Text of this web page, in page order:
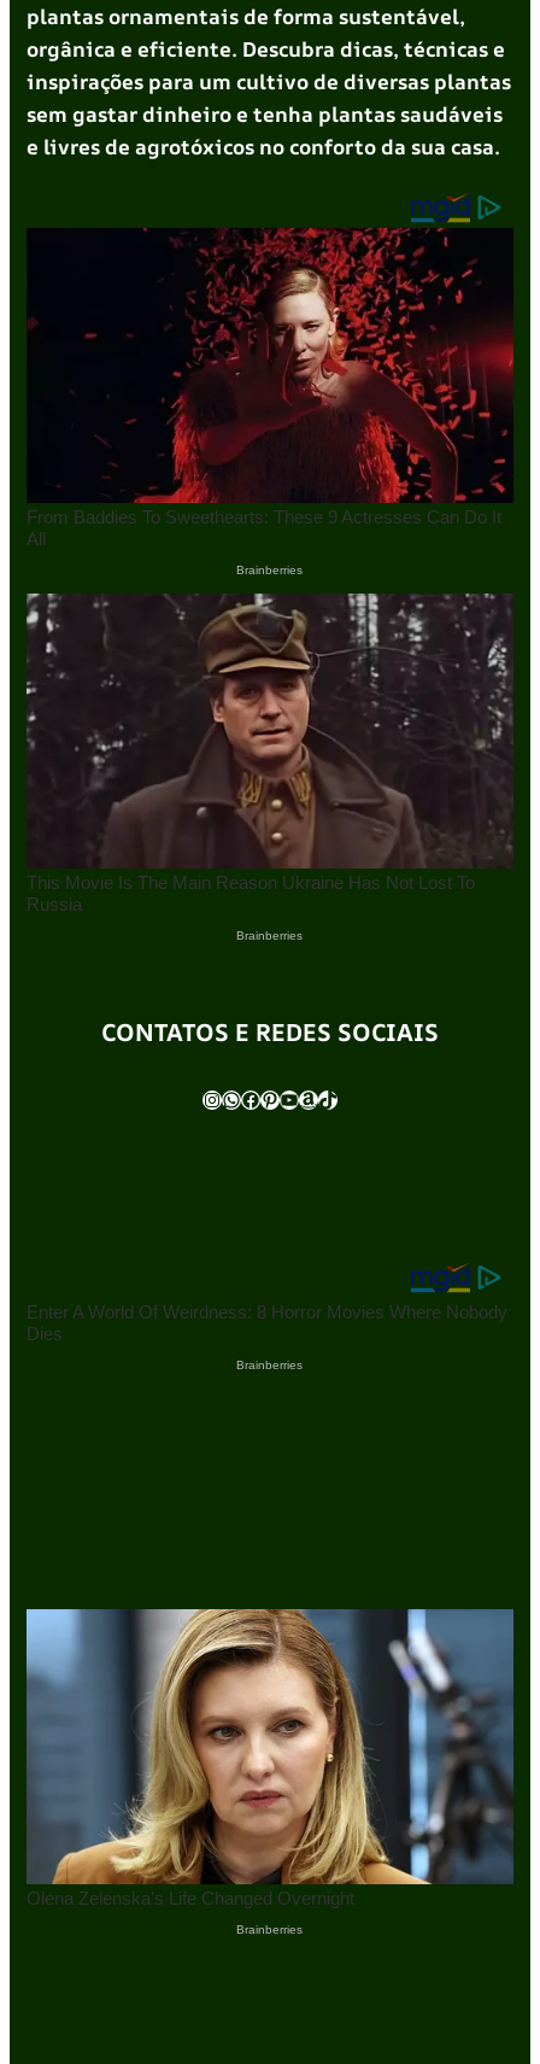
plantas ornamentais de forma sustentável,
orgânica e eficiente. Descubra dicas, técnicas e
inspirações para um cultivo de diversas plantas
sem gastar dinheiro e tenha plantas saudáveis
e livres de agrotóxicos no conforto da sua casa.
CONTATOS E REDES SOCIAIS
InstagramWhatsApp Facebook Pinterest Youtube Amazon TikTok